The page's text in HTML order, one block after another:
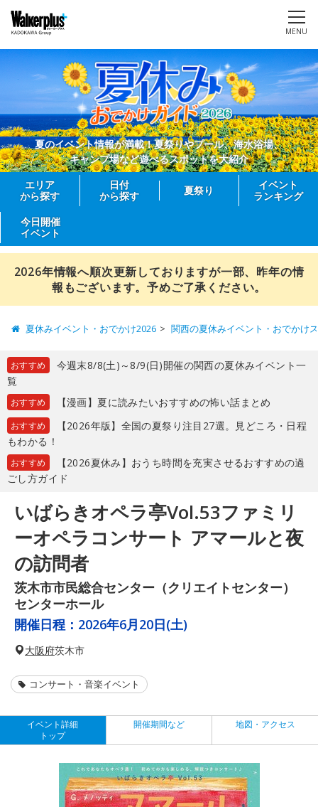
MENU
夏のイベント情報が満載！夏祭りやプール、海水浴場、
キャンプ場など遊べるスポットを大紹介
エリア
から探す
日付
から探す
夏祭り
イベント
ランキング
今日開催
イベント
2026年情報へ順次更新しておりますが一部、昨年の情
報もございます。予めご了承ください。
夏休みイベント・おでかけ2026 関西の夏休みイベント・おでかけ
おすすめ
今週末8/8(土)～8/9(日)開催の関西の夏休みイベント一
覧
おすすめ 【漫画】夏に読みたいおすすめの怖い話まとめ
おすすめ
【2026年版】全国の夏祭り注目27選。見どころ・日程
もわかる！
おすすめ
【2026夏休み】おうち時間を充実させるおすすめの過
ごし方ガイド
いばらきオペラ亭Vol.53ファミリ
ーオペラコンサート アマールと夜
の訪問者
茨木市市民総合センター（クリエイトセンター）
センターホール
開催日程： 2026年6月20日(土)
大阪府茨木市
コンサート・音楽イベント
イベント詳細
トップ
開催期間など 地図・アクセス